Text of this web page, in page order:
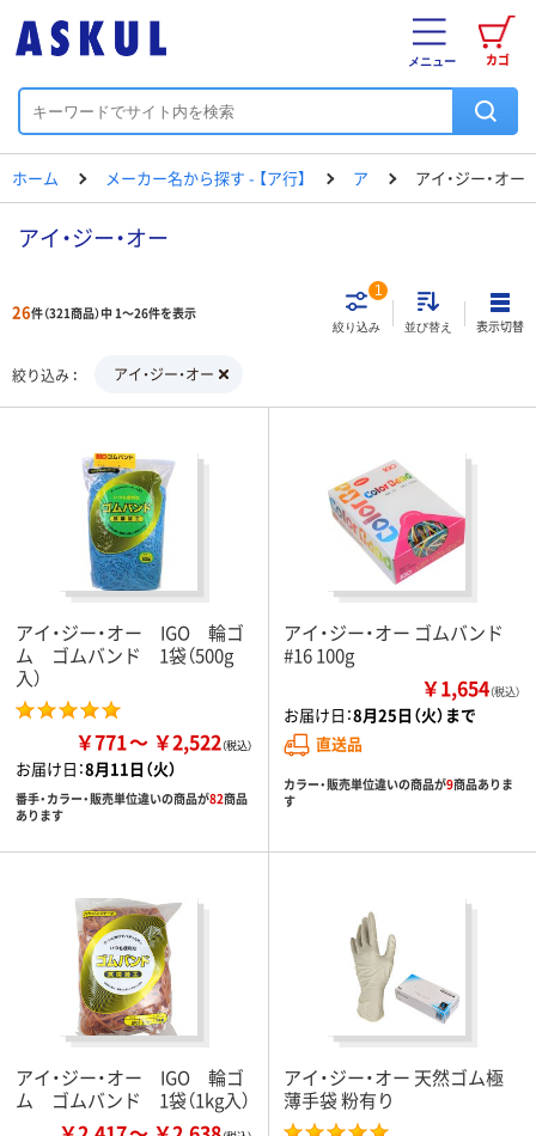
カゴ
メニュー
ホーム メーカー名から探す - 【ア行】 ア アイ・ジー・オー
アイ・ジー・オー
26件（321商品）中 1～26件を表示
絞り込み
1
並び替え 表示切替
絞り込み アイ・ジー・オー
アイ・ジー・オー IGO 輪ゴ
ム ゴムバンド 1袋（500g
入）
￥771 ￥2,522
お届け日：8月11日（火）
番手・カラー・販売単位違いの商品が82商品
あります
アイ・ジー・オー ゴムバンド
#16 100g
￥1,654（税込）
お届け日：8月25日（火）まで
直送品
カラー・販売単位違いの商品が9商品ありま
す
アイ・ジー・オー IGO 輪ゴ
ム ゴムバンド 1袋（1kg入）
アイ・ジー・オー 天然ゴム極
薄手袋 粉有り